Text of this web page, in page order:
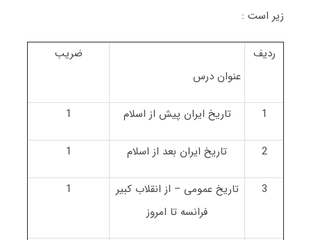
زیر است :
ردیف
عنوان درس
ضریب
1 تاریخ ایران پیش از اسلام 1
2 تاریخ ایران بعد از اسلام 1
3
تاریخ عمومی – از انقلاب کبیر
فرانسه تا امروز
1